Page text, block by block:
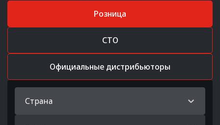
Розница
СТО
Официальные дистрибьюторы
Страна